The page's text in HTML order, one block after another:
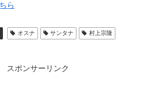
ら
オスナ サンタナ
村上宗隆
スポンサーリンク